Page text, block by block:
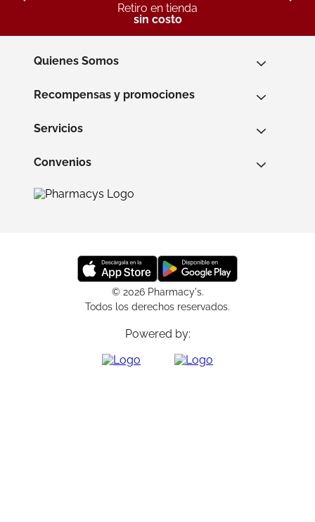
Retiro en tienda
sin costo
Quienes Somos
Recompensas y promociones
Servicios
Convenios
© 2026 Pharmacy's.
Todos los derechos reservados.
Powered by: